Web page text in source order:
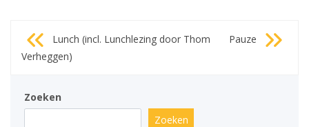
Bericht
navigatie
Lunch (incl. Lunchlezing door Thom
Verheggen)
Pauze
Zoeken
Zoeken